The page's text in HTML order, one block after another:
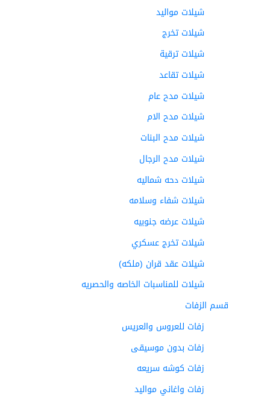
شيلات مواليد
شيلات تخرج
شيلات ترقية
شيلات تقاعد
شيلات مدح عام
شيلات مدح الام
شيلات مدح البنات
شيلات مدح الرجال
شيلات دحه شماليه
شيلات شفاء وسلامه
شيلات عرضه جنوبيه
شيلات تخرج عسكري
شيلات عقد قران (ملكه)
شيلات للمناسبات الخاصه والحصريه
قسم الزفات
زفات للعروس والعريس
زفات بدون موسيقى
زفات كوشه سريعه
زفات واغاني مواليد